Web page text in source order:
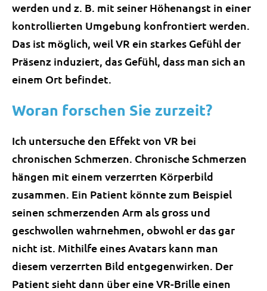
werden und z. B. mit seiner Höhenangst in einer
kontrollierten Umgebung konfrontiert werden.
Das ist möglich, weil VR ein starkes Gefühl der
Präsenz induziert, das Gefühl, dass man sich an
einem Ort befindet.
Woran forschen Sie zurzeit?
Ich untersuche den Effekt von VR bei
chronischen Schmerzen. Chronische Schmerzen
hängen mit einem verzerrten Körperbild
zusammen. Ein Patient könnte zum Beispiel
seinen schmerzenden Arm als gross und
geschwollen wahrnehmen, obwohl er das gar
nicht ist. Mithilfe eines Avatars kann man
diesem verzerrten Bild entgegenwirken. Der
Patient sieht dann über eine VR-Brille einen